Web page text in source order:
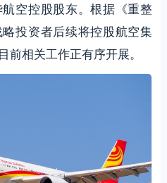
空控股股东。根据《重整
投资者后续将控股航空集
前相关工作正有序开展。